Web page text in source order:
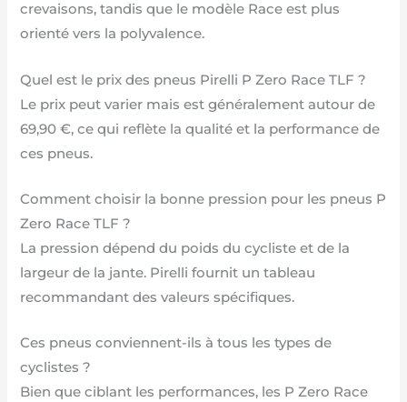
crevaisons, tandis que le modèle Race est plus
orienté vers la polyvalence.
Quel est le prix des pneus Pirelli P Zero Race TLF ?
Le prix peut varier mais est généralement autour de
69,90 €, ce qui reflète la qualité et la performance de
ces pneus.
Comment choisir la bonne pression pour les pneus P
Zero Race TLF ?
La pression dépend du poids du cycliste et de la
largeur de la jante. Pirelli fournit un tableau
recommandant des valeurs spécifiques.
Ces pneus conviennent-ils à tous les types de
cyclistes ?
Bien que ciblant les performances, les P Zero Race